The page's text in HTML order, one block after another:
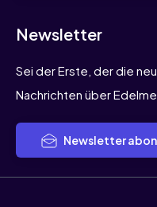
Newsletter
Sei der Erste, der die
Nachrichten über
Newsletter